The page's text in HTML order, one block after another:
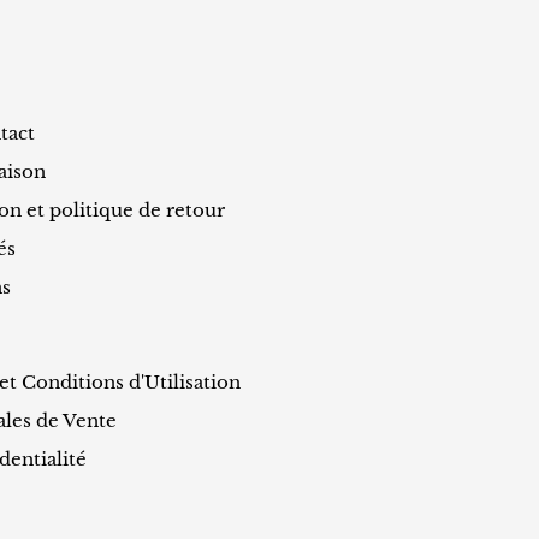
et politique de retour
Conditions d'Utilisation
de Vente